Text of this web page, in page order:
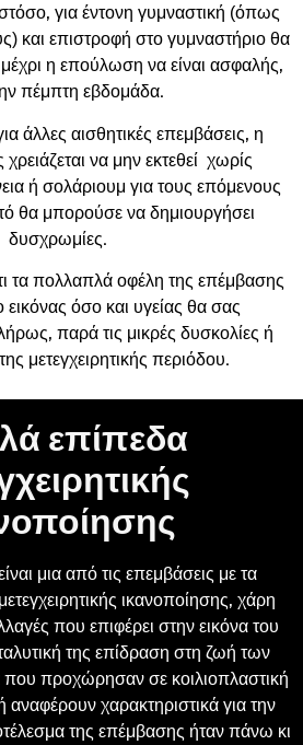
για έντονη γυμναστική (όπως
και επιστροφή στο γυμναστήριο θα
η επούλωση να είναι ασφαλής,
πέμπτη εβδομάδα.
άλλες αισθητικές επεμβάσεις, η
να μην εκτεθεί χωρίς
ή σολάριουμ για τους επόμενους
θα μπορούσε να δημιουργήσει
δυσχρωμίες.
τα πολλαπλά οφέλη της επέμβασης
όσο και υγείας θα σας
παρά τις μικρές δυσκολίες ή
μετεγχειρητικής περιόδου.
επίπεδα
μια από τις επεμβάσεις με τα
ικανοποίησης, χάρη
που επιφέρει στην εικόνα του
της επίδραση στη ζωή των
προχώρησαν σε κοιλιοπλαστική
αναφέρουν χαρακτηριστικά για την
της επέμβασης ήταν πάνω κι